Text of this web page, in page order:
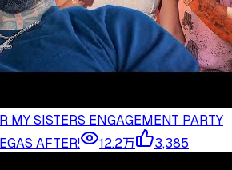
MY SISTERS ENGAGEMENT PARTY
AFTER!
12.2万 3,385